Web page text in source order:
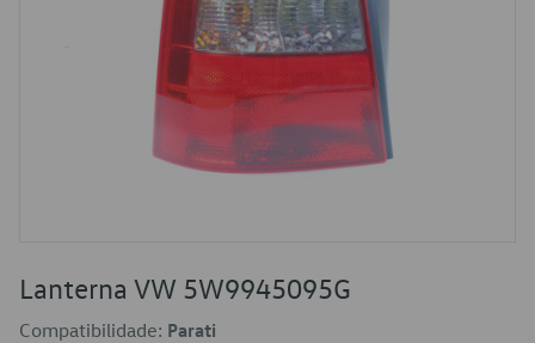
Lanterna VW 5W9945095G
Compatibilidade: Parati